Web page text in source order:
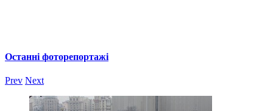
Останні фоторепортажі
Prev Next